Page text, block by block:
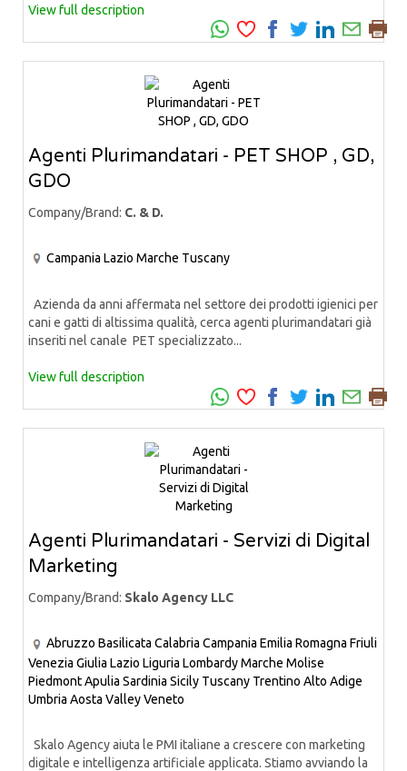
View full description
Agenti Plurimandatari - PET SHOP , GD,
GDO
Company/Brand: C. & D.
Campania Lazio Marche Tuscany
Azienda da anni affermata nel settore dei prodotti igienici per
cani e gatti di altissima qualità, cerca agenti plurimandatari già
inseriti nel canale PET specializzato...
View full description
Agenti Plurimandatari - Servizi di Digital
Marketing
Company/Brand: Skalo Agency LLC
Abruzzo Basilicata Calabria Campania Emilia Romagna Friuli
Venezia Giulia Lazio Liguria LombardyMarche Molise
PiedmontApulia Sardinia Sicily Tuscany Trentino Alto Adige
Umbria Aosta ValleyVeneto
Skalo Agency aiuta le PMI italiane a crescere con marketing
digitale e intelligenza artificiale applicata. Stiamo avviando la